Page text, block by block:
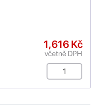
1,616 Kč
včetně DPH